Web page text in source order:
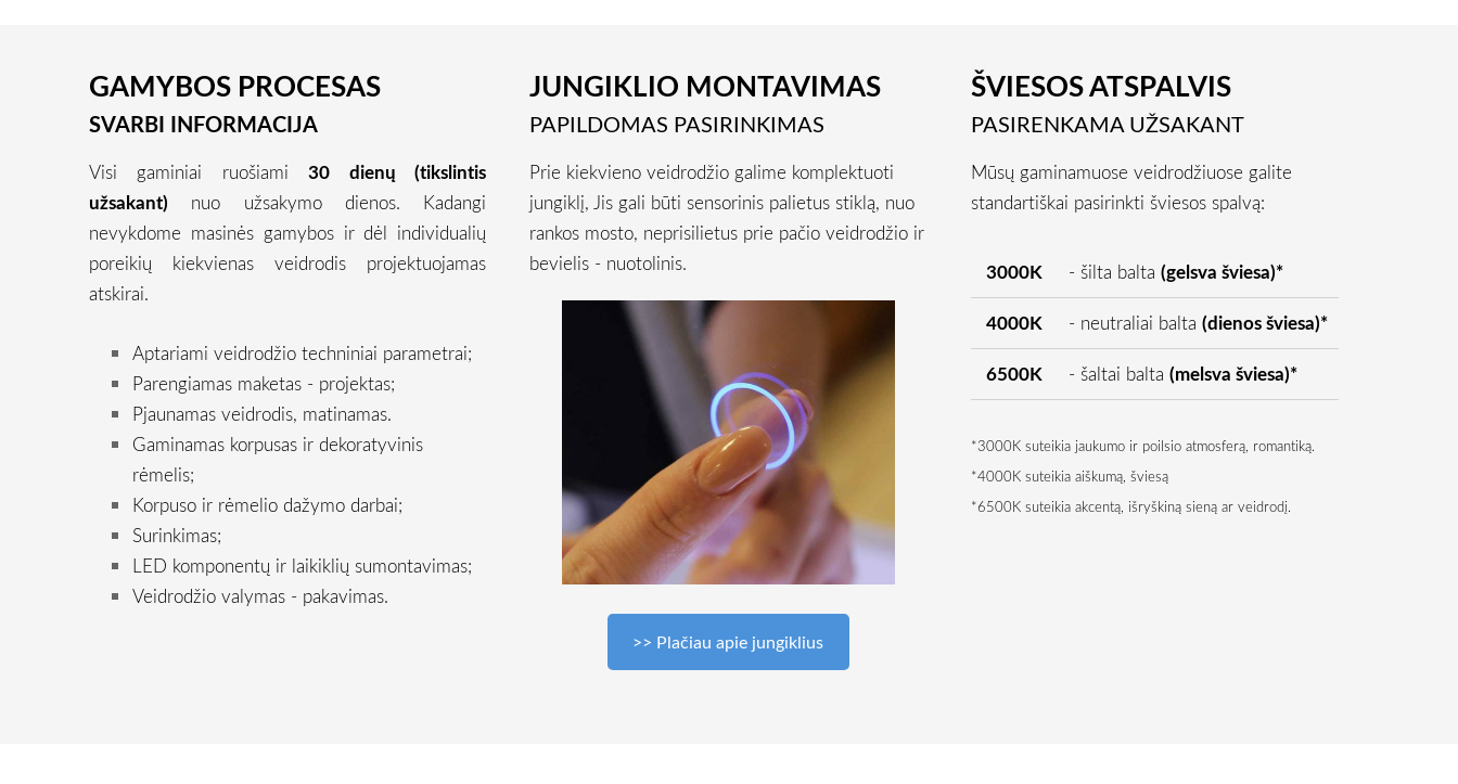
GAMYBOS PROCESAS
SVARBI INFORMACIJA
Visi gaminiai ruošiami30 dienų (tikslintis
užsakant) nuo užsakymo dienos. Kadangi
nevykdome masinės gamybos ir dėl individualių
poreikių kiekvienas veidrodis projektuojamas
atskirai.
Aptariami veidrodžio techniniai parametrai;
Parengiamas maketas - projektas;
Pjaunamas veidrodis, matinamas.
Gaminamas korpusas ir dekoratyvinis
rėmelis;
Korpuso ir rėmelio dažymo darbai;
Surinkimas;
LED komponentų ir laikiklių sumontavimas;
Veidrodžio valymas - pakavimas.
JUNGIKLIO MONTAVIMAS
PAPILDOMAS PASIRINKIMAS
Prie kiekvieno veidrodžio galime komplektuoti
jungiklį, Jis gali būti sensorinis palietus stiklą, nuo
rankos mosto, neprisilietus prie pačio veidrodžio ir
bevielis - nuotolinis.
>> Plačiau apie jungiklius
ŠVIESOS ATSPALVIS
PASIRENKAMA UŽSAKANT
Mūsų gaminamuose veidrodžiuose galite
standartiškai pasirinkti šviesos spalvą:
3000K - šilta balta (gelsva šviesa)*
4000K - neutraliai balta (dienos šviesa)*
6500K - šaltai balta (melsva šviesa)*
*3000K suteikia jaukumo ir poilsio atmosferą, romantiką.
*4000K suteikia aiškumą, šviesą
*6500K suteikia akcentą, išryškiną sieną ar veidrodį.